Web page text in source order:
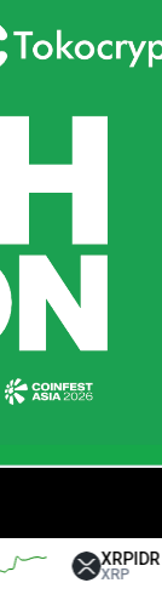
XRPIDR
XRP